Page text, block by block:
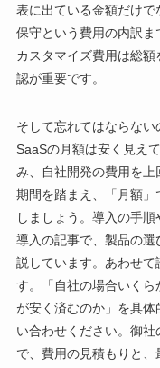
表に出ている金額だけで
保守という費用の内訳
カスタマイズ費用は総
認が重要です。
そして忘れてはならない
SaaSの月額は安く見え
み、自社開発の費用を上
期間を踏まえ、「月額
しましょう。導入の手
導入の記事で、製品の
説しています。あわせて
す。「自社の場合いく
が安く済むのか」を具
い合わせください。御
で、費用の見積もりと